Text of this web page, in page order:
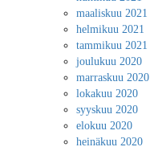
maaliskuu 2021
helmikuu 2021
tammikuu 2021
joulukuu 2020
marraskuu 2020
lokakuu 2020
syyskuu 2020
elokuu 2020
heinäkuu 2020